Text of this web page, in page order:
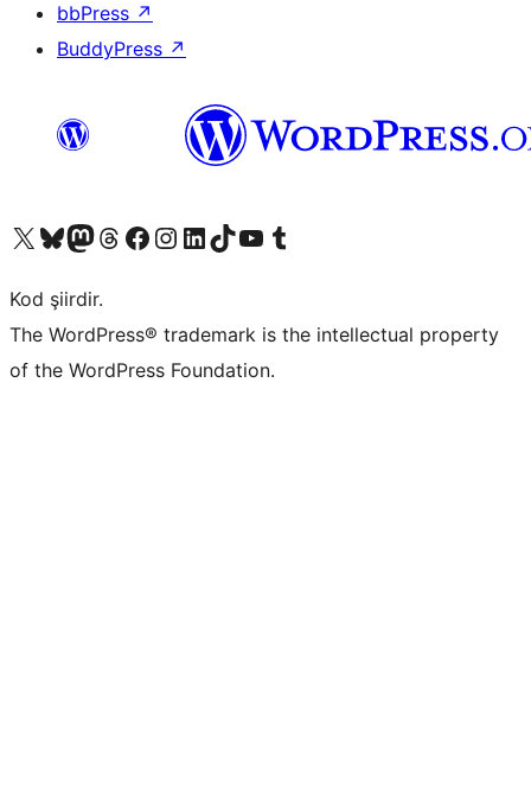
bbPress ↗
BuddyPress ↗
X (eski Twitter) hesabımıza bakın
Bluesky hesabımızı ziyaret edinMastodon hesabımızı ziyaret edinThreads hesabımızı ziyaret edinFacebook sayfamızı ziyaret edinInstagram hesabımızı ziyaret edinLinkedIn hesabımızı ziyaret edinTikTok hesabımızı ziyaret edinYouTube kanalımızı ziyaret edinTumblr hesabımızı ziyaret edin
Kod şiirdir.
The WordPress® trademark is the intellectual property
of the WordPress Foundation.